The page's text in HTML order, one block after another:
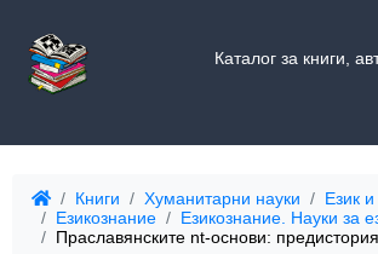
Каталог за книги,
Книги Хуманитарни науки
Език
Езикознание
Езикознание. Науки за
Праславянските nt-основи: